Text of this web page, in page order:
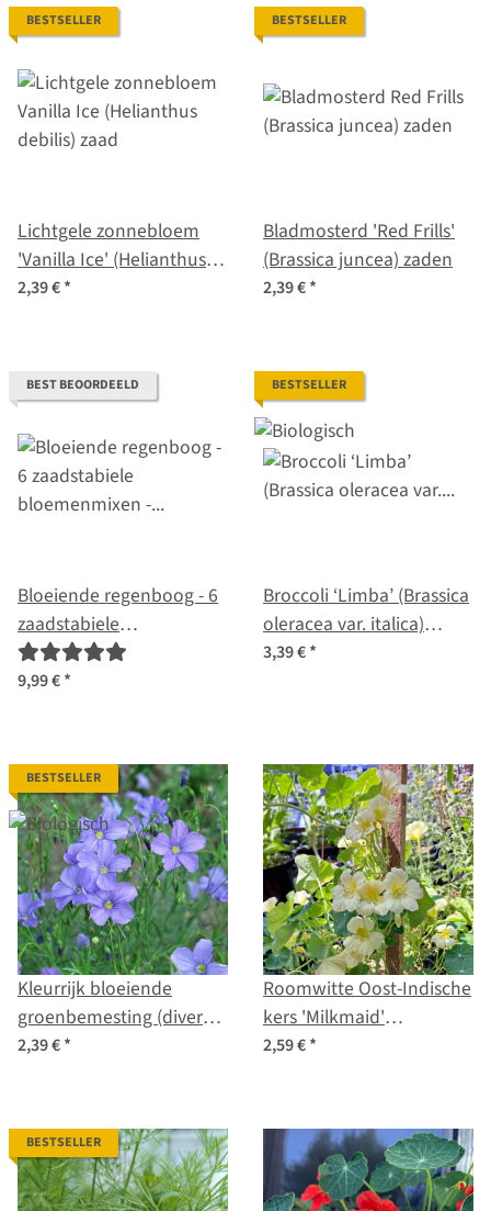
BESTSELLER
Lichtgele zonnebloem
'Vanilla Ice' (Helianthus
debilis) zaad
2,39 €*
BESTSELLER
Bladmosterd 'Red Frills'
(Brassica juncea) zaden
2,39 €*
BEST BEOORDEELD
Bloeiende regenboog - 6
zaadstabiele
bloemenmixen -
spectaculair & kleurrijk -
9,99 €*
BESTSELLER
Broccoli ‘Limba’ (Brassica
oleracea var. italica)
biologisch zaad
3,39 €*
BESTSELLER
Kleurrijk bloeiende
groenbemesting (diverse
soorten en variëteiten)
2,39 €*
Roomwitte Oost-Indische
kers 'Milkmaid'
(Tropaeolum majus)
2,59 €*
BESTSELLER